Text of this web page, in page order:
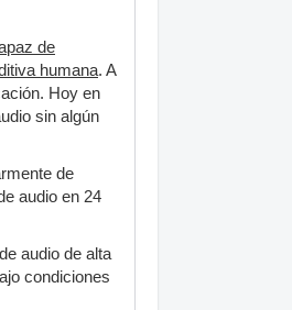
de
humana. A
Hoy en
sin algún
de
audio en 24
audio de alta
condiciones